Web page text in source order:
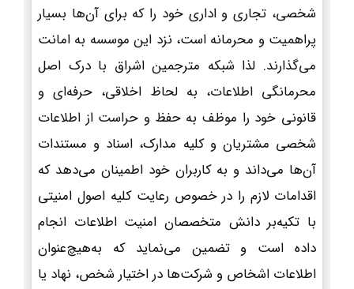
شخصی، تجاری و اداری خود را که برای آن‌ها بسیار
پراهمیت و محرمانه است، نزد این موسسه به امانت
می‌گذارند. لذا شبکه مترجمین اشراق با درک اصل
محرمانگی اطلاعات، به لحاظ اخلاقی، حرفه‌ای و
قانونی خود را موظف به حفظ و حراست از اطلاعات
شخصی مشتریان و کلیه مدارک، اسناد و مستندات
آن‌ها می‌داند و به کاربران خود اطمینان می‌دهد که
اقدامات لازم را در خصوص رعایت کلیه اصول امنیتی
با تکیه‌بر دانش متخصصان امنیت اطلاعات انجام
داده است و تضمین می‌نماید که به‌هیچ‌عنوان
اطلاعات اشخاص و شرکت‌ها در اختیار شخص، نهاد یا